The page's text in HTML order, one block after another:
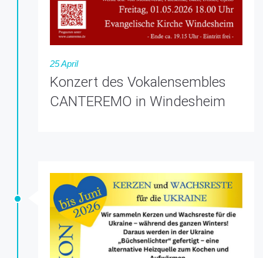
25 April
Konzert des Vokalensembles
CANTEREMO in Windesheim